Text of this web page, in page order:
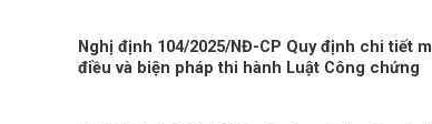
Nghị định 104/2025/NĐ-CP Quy định chi tiết
điều và biện pháp thi hành Luật Công chứng